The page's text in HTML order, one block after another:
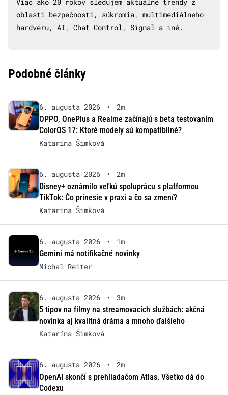
oblasti bezpečnosti, súkromia, multimediálneho
hardvéru, AI, Chat Control, Signal a iné.
Podobné články
6. augusta 2026 •
2m
OPPO, OnePlus a Realme začínajú s beta testovaním
ColorOS 17: Ktoré modely sú kompatibilné?
Katarína Šimková
6. augusta 2026 •
2m
Disney+ oznámilo veľkú spoluprácu s platformou
TikTok: Čo prinesie v praxi a čo sa zmení?
Katarína Šimková
6. augusta 2026 •
1m
Gemini má notifikačné novinky
Michal Reiter
6. augusta 2026 •
3m
5 tipov na filmy na streamovacích službách: akčná
novinka aj kvalitná dráma a mnoho ďalšieho
Katarína Šimková
6. augusta 2026 •
2m
OpenAI skončí s prehliadačom Atlas. Všetko dá do
Codexu